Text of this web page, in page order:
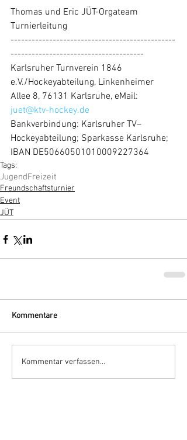
Thomas und Eric JÜT-Orgateam
Turnierleitung
-----------------------------------------------
--------------------------------------
Karlsruher Turnverein 1846
e.V./Hockeyabteilung, Linkenheimer
Allee 8, 76131 Karlsruhe, eMail:
juet@ktv-hockey.de
Bankverbindung: Karlsruher TV–
Hockeyabteilung; Sparkasse Karlsruhe;
IBAN DE50660501010009227364
Tags:
JugendFreizeit
Freundschaftsturnier
Event
JÜT
Kommentare
Kommentar verfassen...